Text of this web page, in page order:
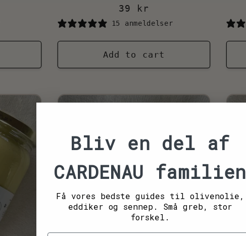
Regular
price
39 kr
15 anmeldelser
Add to cart
Bliv en del af
CARDENAU familien
Få vores bedste guides til olivenolie,
eddiker og sennep. Små greb, stor
forskel.